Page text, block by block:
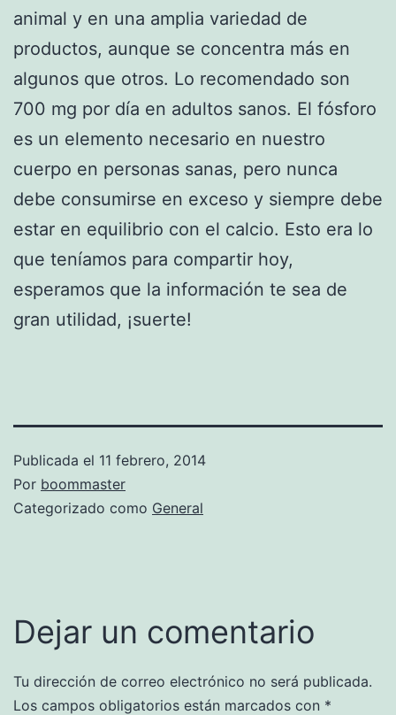
animal y en una amplia variedad de
productos, aunque se concentra más en
algunos que otros. Lo recomendado son
700 mg por día en adultos sanos. El fósforo
es un elemento necesario en nuestro
cuerpo en personas sanas, pero nunca
debe consumirse en exceso y siempre debe
estar en equilibrio con el calcio. Esto era lo
que teníamos para compartir hoy,
esperamos que la información te sea de
gran utilidad, ¡suerte!
Publicada el 11 febrero, 2014
Por boommaster
Categorizado como General
Dejar un comentario
Tu dirección de correo electrónico no será publicada.
Los campos obligatorios están marcados con *